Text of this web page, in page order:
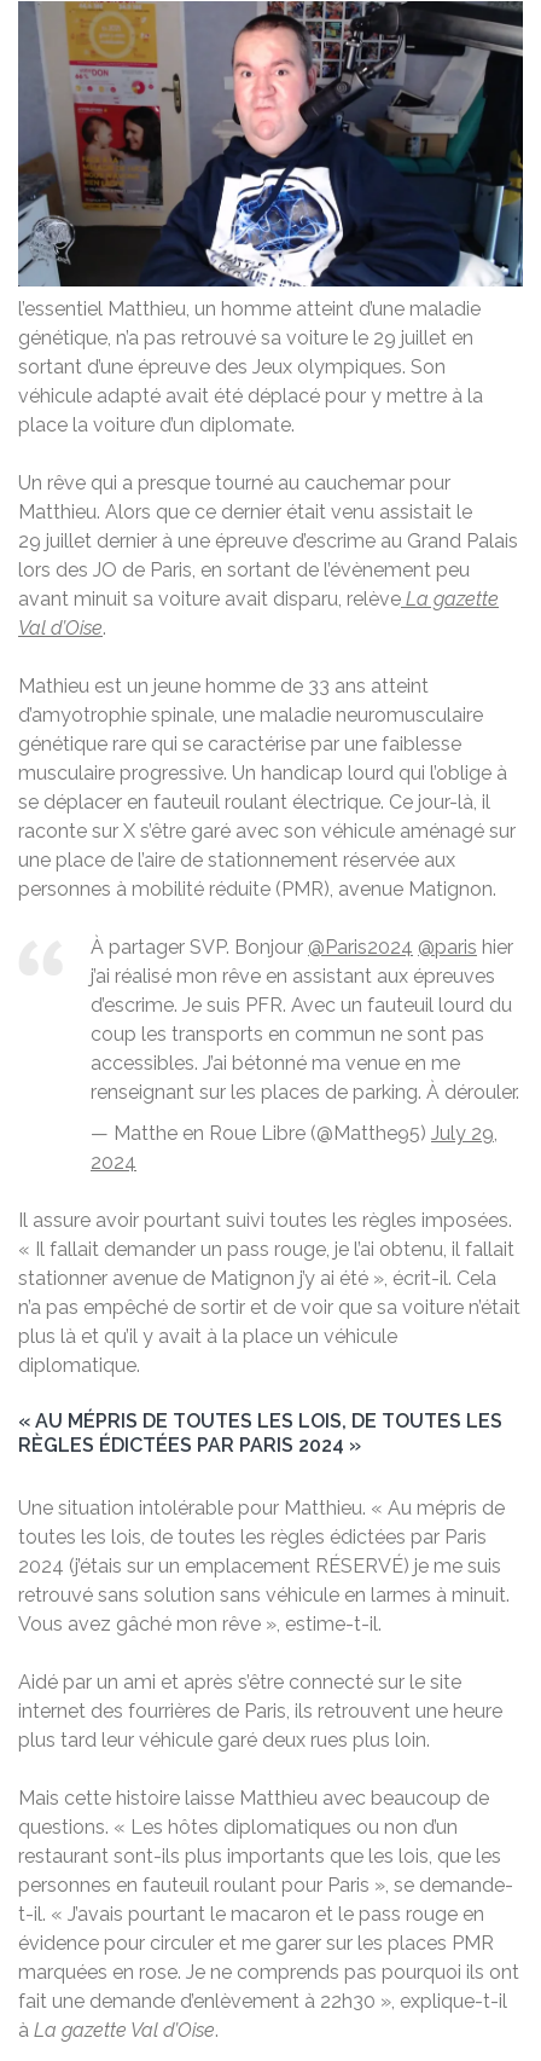
l’essentiel Matthieu, un homme atteint d’une maladie
génétique, n’a pas retrouvé sa voiture le 29 juillet en
sortant d’une épreuve des Jeux olympiques. Son
véhicule adapté avait été déplacé pour y mettre à la
place la voiture d’un diplomate.
Un rêve qui a presque tourné au cauchemar pour
Matthieu. Alors que ce dernier était venu assistait le
29 juillet dernier à une épreuve d’escrime au Grand Palais
lors des JO de Paris, en sortant de l’évènement peu
avant minuit sa voiture avait disparu, relève La gazette
Val d’Oise.
Mathieu est un jeune homme de 33 ans atteint
d’amyotrophie spinale, une maladie neuromusculaire
génétique rare qui se caractérise par une faiblesse
musculaire progressive. Un handicap lourd qui l’oblige à
se déplacer en fauteuil roulant électrique. Ce jour-là, il
raconte sur X s’être garé avec son véhicule aménagé sur
une place de l’aire de stationnement réservée aux
personnes à mobilité réduite (PMR), avenue Matignon.
À partager SVP. Bonjour @Paris2024 @paris hier
j’ai réalisé mon rêve en assistant aux épreuves
d’escrime. Je suis PFR. Avec un fauteuil lourd du
coup les transports en commun ne sont pas
accessibles. J’ai bétonné ma venue en me
renseignant sur les places de parking. À dérouler.
— Matthe en Roue Libre (@Matthe95) July 29,
2024
Il assure avoir pourtant suivi toutes les règles imposées.
« Il fallait demander un pass rouge, je l’ai obtenu, il fallait
stationner avenue de Matignon j’y ai été », écrit-il. Cela
n’a pas empêché de sortir et de voir que sa voiture n’était
plus là et qu’il y avait à la place un véhicule
diplomatique.
« AU MÉPRIS DE TOUTES LES LOIS, DE TOUTES LES
RÈGLES ÉDICTÉES PAR PARIS 2024 »
Une situation intolérable pour Matthieu. « Au mépris de
toutes les lois, de toutes les règles édictées par Paris
2024 (j’étais sur un emplacement RÉSERVÉ) je me suis
retrouvé sans solution sans véhicule en larmes à minuit.
Vous avez gâché mon rêve », estime-t-il.
Aidé par un ami et après s’être connecté sur le site
internet des fourrières de Paris, ils retrouvent une heure
plus tard leur véhicule garé deux rues plus loin.
Mais cette histoire laisse Matthieu avec beaucoup de
questions. « Les hôtes diplomatiques ou non d’un
restaurant sont-ils plus importants que les lois, que les
personnes en fauteuil roulant pour Paris », se demande-
t-il. « J’avais pourtant le macaron et le pass rouge en
évidence pour circuler et me garer sur les places PMR
marquées en rose. Je ne comprends pas pourquoi ils ont
fait une demande d’enlèvement à 22h30 », explique-t-il
à La gazette Val d’Oise.